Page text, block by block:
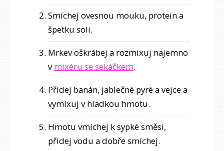
Smíchej ovesnou mouku, protein a
špetku soli.
Mrkev oškrábej a rozmixuj najemno
vmixéru se sekáčkem.
Přidej banán, jablečné pyré a vejce a
vymixuj v hladkou hmotu.
Hmotu vmíchej k sypké směsi,
přidej vodu a dobře smíchej.